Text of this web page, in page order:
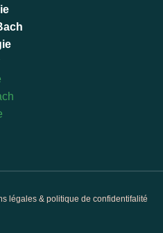
légales & politique de confidentifalité